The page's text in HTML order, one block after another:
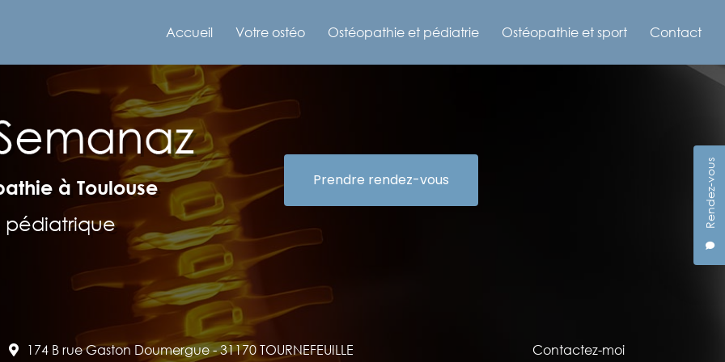
Rendez-vous
Accueil
Votre ostéo Ostéopathie et pédiatrie Ostéopathie et sport Contact
à Toulouse
pédiatrique
Prendre rendez-vous
174 B rue Gaston Doumergue -31170 TOURNEFEUILLE Contactez-moi